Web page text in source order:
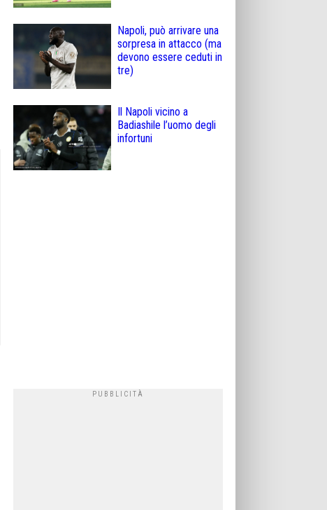
Napoli, può arrivare una
sorpresa in attacco (ma
devono essere ceduti in
tre)
Il Napoli vicino a
Badiashile l’uomo degli
infortuni